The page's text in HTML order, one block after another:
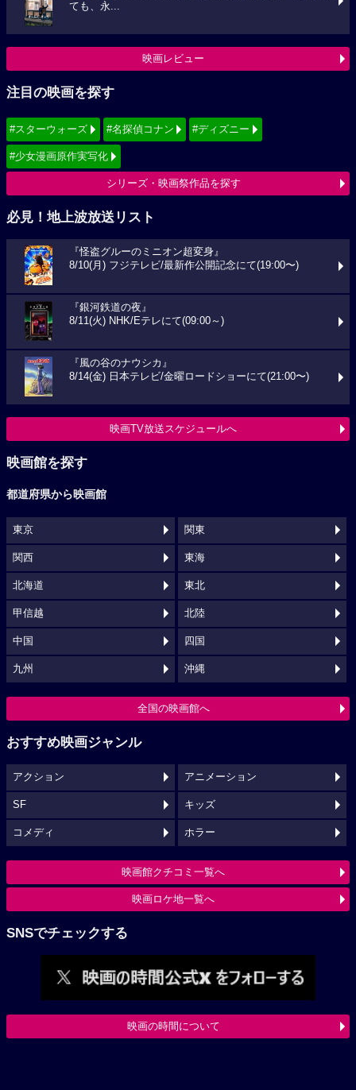
ても、永...
映画レビュー
注目の映画を探す
#スターウォーズ #名探偵コナン #ディズニー
#少女漫画原作実写化
シリーズ・映画祭作品を探す
必見！地上波放送リスト
『怪盗グルーのミニオン超変身』
8/10(月) フジテレビ/最新作公開記念にて(19:00〜)
『銀河鉄道の夜』
8/11(火) NHK/Eテレにて(09:00～)
『風の谷のナウシカ』
8/14(金) 日本テレビ/金曜ロードショーにて(21:00〜)
映画TV放送スケジュールへ
映画館を探す
都道府県から映画館
東京 関東
関西 東海
北海道 東北
甲信越 北陸
中国 四国
九州 沖縄
全国の映画館へ
おすすめ映画ジャンル
アクション アニメーション
SF キッズ
コメディ ホラー
映画館クチコミ一覧へ
映画ロケ地一覧へ
SNSでチェックする
映画の時間について